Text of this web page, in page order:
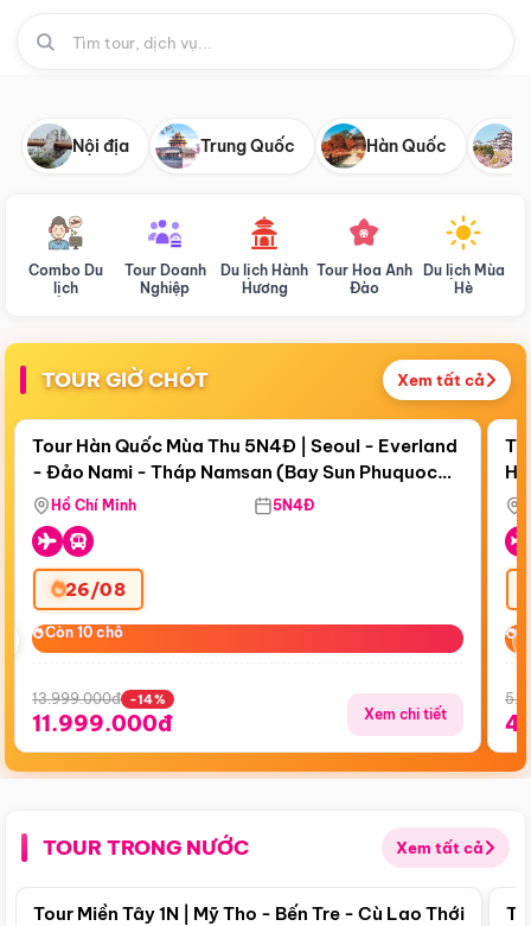
Nội địa Trung Quốc Hàn Quốc
Combo Du
lịch
Tour Doanh
Nghiệp
Du lịch Hành
Hương
Tour Hoa Anh
Đào
Du lịch Mùa
Hè
TOUR GIỜ CHÓT Xem tất cả
Còn18 ngày 16:11:03
Bay Sun Phuquoc Airways
Điểm nổi bật
Tour Hàn Quốc Mùa Thu 5N4Đ | Seoul - Everland
- Đảo Nami - Tháp Namsan (Bay Sun Phuquoc
Airways)
Hồ Chí Minh 5N4Đ
26/08
Còn 10 chỗ
Còn 10 chỗ
13.999.000đ -14%
11.999.000đ Xem chi tiết
TOUR TRONG NƯỚC Xem tất cả
Điểm nổi bật
Tour Miền Tây 1N | Mỹ Tho - Bến Tre - Cù Lao Thới